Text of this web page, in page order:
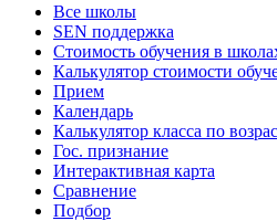
Все школы
SEN поддержка
Стоимость обучения в
Калькулятор стоимости
Прием
Календарь
Калькулятор класса по
Гос. признание
Интерактивная карта
Сравнение
Подбор